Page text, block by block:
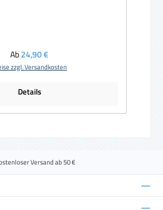
Regulärer Preis:
Ab24,90 €
zzgl. Versandkosten
Details
Versand ab 50 €